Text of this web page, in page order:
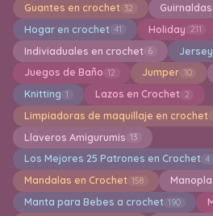
Guantes en crochet 32 Guirnaldas
Hogar en crochet 41 Holiday 211
Indiviaduales en crochet 6
Juegos de Baño 12 Jumper 10
Knitting 1 Lazos en Crochet 2
Limpiadoras de maquillaje en crochet
Llaveros Amigurumis 13
Los Mejores 25 Patrones en Crochet 4
Mandalas en Crochet 158
Manta para Bebes a crochet 190